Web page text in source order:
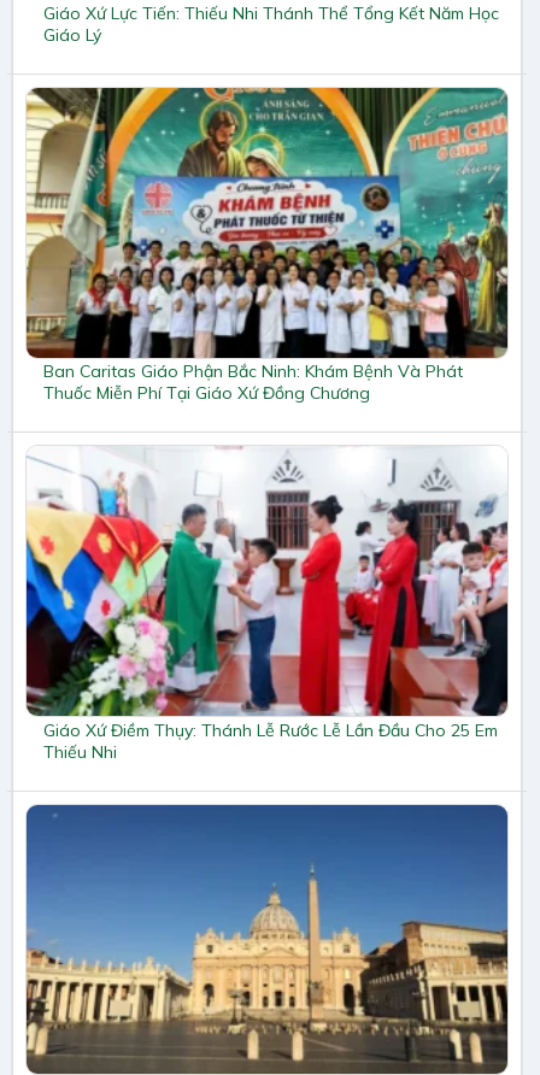
Giáo Xứ Lực Tiến: Thiếu Nhi Thánh Thể Tổng Kết Năm Học
Giáo Lý
Ban Caritas Giáo Phận Bắc Ninh: Khám Bệnh Và Phát
Thuốc Miễn Phí Tại Giáo Xứ Đồng Chương
Giáo Xứ Điềm Thụy: Thánh Lễ Rước Lễ Lần Đầu Cho 25 Em
Thiếu Nhi